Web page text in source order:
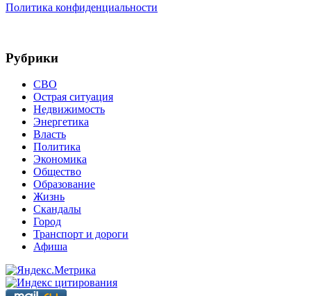
Политика конфиденциальности
Рубрики
СВО
Острая ситуация
Недвижимость
Энергетика
Власть
Политика
Экономика
Общество
Образование
Жизнь
Скандалы
Город
Транспорт и дороги
Афиша